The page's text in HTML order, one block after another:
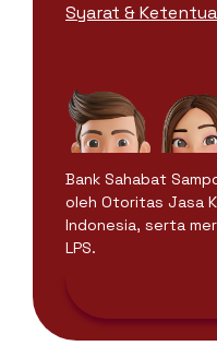
Syarat &
Bank Sahabat
oleh Otoritas Jasa
Indonesia, serta
LPS.